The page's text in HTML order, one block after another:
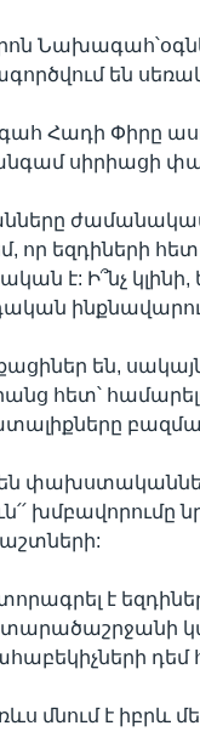
են
Հադի Փիրը
անգամ սիրիացի
եզդիների
է: Ի՞նչ կլինի,
են,
հետ՝
է
դեմ
մնում է իբրև